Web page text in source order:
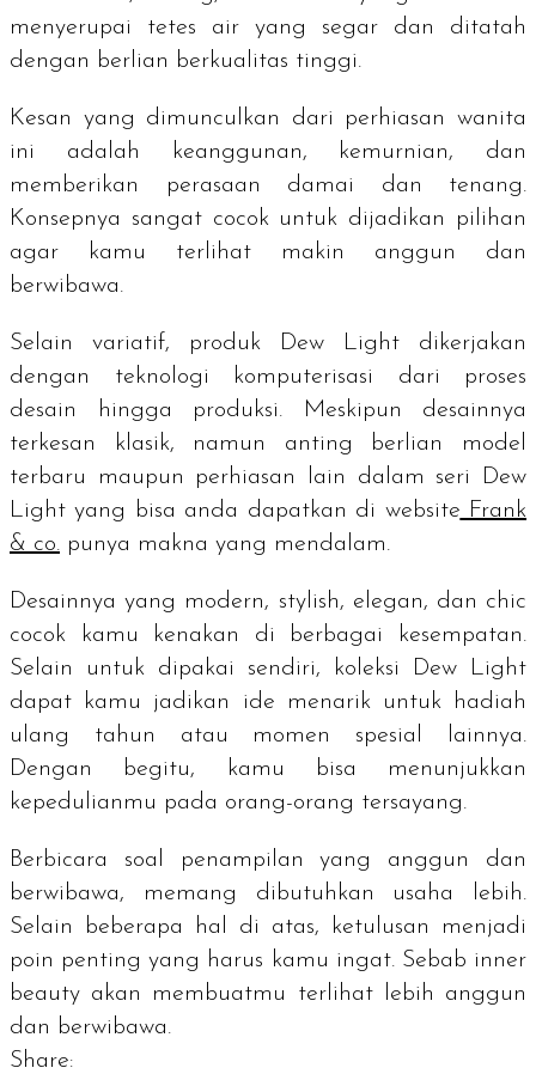
menyerupai tetes air yang segar dan ditatah
dengan berlian berkualitas tinggi.
Kesan yang dimunculkan dari perhiasan wanita
ini adalah keanggunan, kemurnian, dan
memberikan perasaan damai dan tenang.
Konsepnya sangat cocok untuk dijadikan pilihan
agar kamu terlihat makin anggun dan
berwibawa.
Selain variatif, produk Dew Light dikerjakan
dengan teknologi komputerisasi dari proses
desain hingga produksi. Meskipun desainnya
terkesan klasik, namun anting berlian model
terbaru maupun perhiasan lain dalam seri Dew
Light yang bisa anda dapatkan di website Frank
& co. punya makna yang mendalam.
Desainnya yang modern, stylish, elegan, dan chic
cocok kamu kenakan di berbagai kesempatan.
Selain untuk dipakai sendiri, koleksi Dew Light
dapat kamu jadikan ide menarik untuk hadiah
ulang tahun atau momen spesial lainnya.
Dengan begitu, kamu bisa menunjukkan
kepedulianmu pada orang-orang tersayang.
Berbicara soal penampilan yang anggun dan
berwibawa, memang dibutuhkan usaha lebih.
Selain beberapa hal di atas, ketulusan menjadi
poin penting yang harus kamu ingat. Sebab inner
beauty akan membuatmu terlihat lebih anggun
dan berwibawa.
Share: